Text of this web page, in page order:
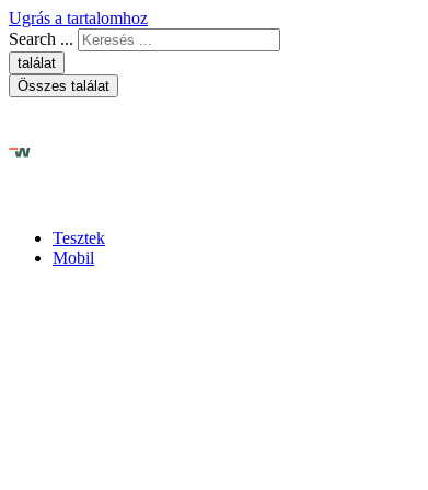
Ugrás a tartalomhoz
Search ...
találat
Összes találat
Tesztek
Mobil